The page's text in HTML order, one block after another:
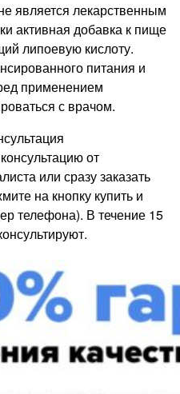
является лекарственным
активная добавка к пище
липоевую кислоту.
питания и
применением
с врачом.
от
или сразу заказать
на кнопку купить и
телефона). В течение 15